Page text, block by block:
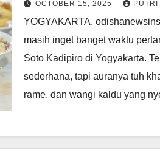
OCTOBER 15, 2025 PUTRI
YOGYAKARTA,
masih inget banget waktu
Soto Kadipiro di Yogyakarta.
sederhana, tapi auranya tuh
rame, dan wangi kaldu yang